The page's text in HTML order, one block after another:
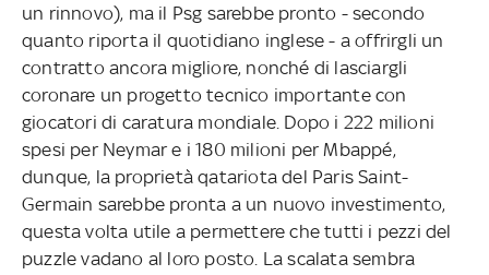
un rinnovo), ma il Psg sarebbe pronto - secondo
quanto riporta il quotidiano inglese - a offrirgli un
contratto ancora migliore, nonché di lasciargli
coronare un progetto tecnico importante con
giocatori di caratura mondiale. Dopo i 222 milioni
spesi per Neymar e i 180 milioni per Mbappé,
dunque, la proprietà qatariota del Paris Saint-
Germain sarebbe pronta a un nuovo investimento,
questa volta utile a permettere che tutti i pezzi del
puzzle vadano al loro posto. La scalata sembra